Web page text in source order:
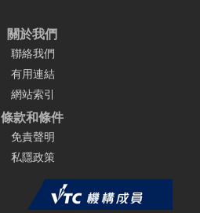
關於我們
聯絡我們
有用連結
網站索引
條款和條件
免責聲明
私隱政策